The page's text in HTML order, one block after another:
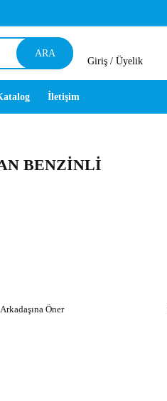
ARA
Giriş / Üyelik
İletişim
BENZİNLİ
Arkadaşına Öner